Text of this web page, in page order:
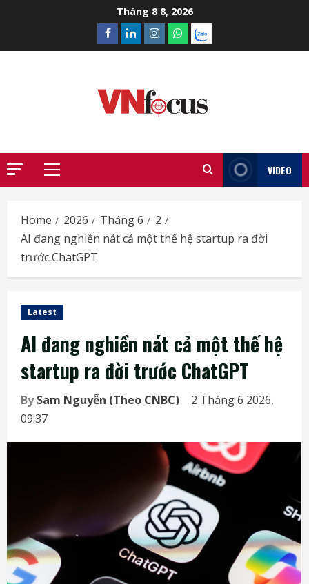
Tháng 8 8, 2026
Facebook
LinkedinInstagram
What’sapp
Zalo
Primary
VIDEO
Home 2026 Tháng 6
2
AI đang nghiền nát cả một thế hệ startup ra đời
trước ChatGPT
Latest
AI đang nghiền nát cả một thế hệ
startup ra đời trước ChatGPT
BySam Nguyễn (Theo CNBC)
2 Tháng 6 2026,
09:37